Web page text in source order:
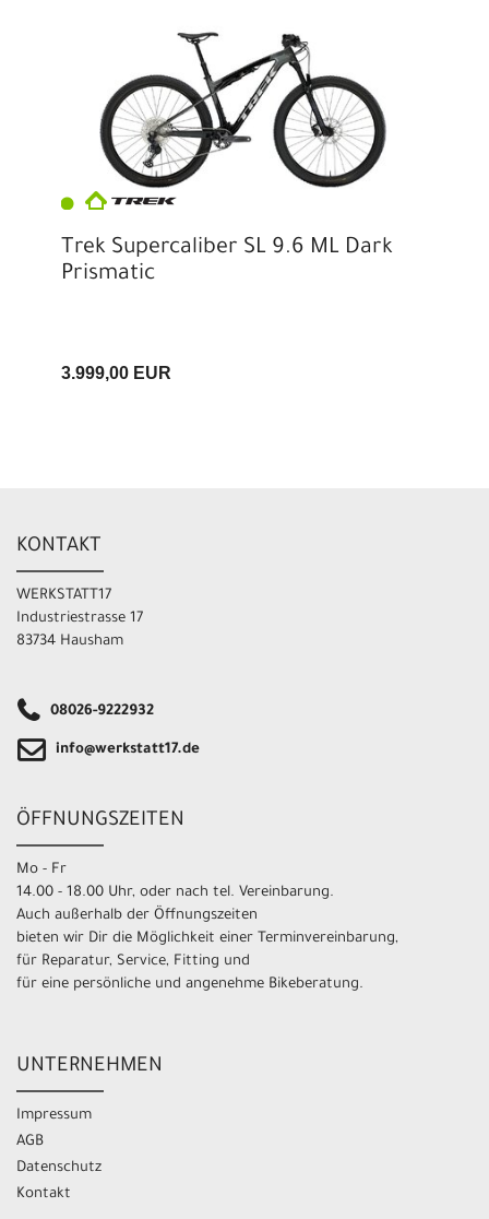
Trek Supercaliber SL 9.6 ML Dark
Prismatic
3.999,00 EUR
KONTAKT
WERKSTATT17
Industriestrasse 17
83734 Hausham
08026-9222932
info@werkstatt17.de
ÖFFNUNGSZEITEN
Mo - Fr
14.00 - 18.00 Uhr, oder nach tel. Vereinbarung.
Auch außerhalb der Öffnungszeiten
bieten wir Dir die Möglichkeit einer Terminvereinbarung,
für Reparatur, Service, Fitting und
für eine persönliche und angenehme Bikeberatung.
UNTERNEHMEN
Impressum
AGB
Datenschutz
Kontakt